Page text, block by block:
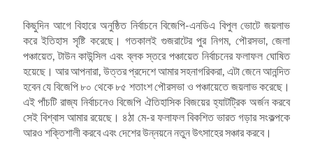
কিছুদিন আগে বিহারে অনুষ্ঠিত নির্বাচনে বিজেপি-এনডিএ বিপুল ভোটে জয়লাভ
করে ইতিহাস সৃষ্টি করেছে। গতকালই গুজরাটের পুর নিগম, পৌরসভা, জেলা
পঞ্চায়েত, টাউন কাউন্সিল এবং ব্লক স্তরে পঞ্চায়েত নির্বাচনের ফলাফল ঘোষিত
হয়েছে। আর আপনারা, উত্তর প্রদেশে আমার সহনাগরিকরা, এটা জেনে আনন্দিত
হবেন যে বিজেপি ৮০ থেকে ৮৫ শতাংশ পৌরসভা ও পঞ্চায়েতে জয়লাভ করেছে।
এই পাঁচটি রাজ্য নির্বাচনেও বিজেপি ঐতিহাসিক বিজয়ের হ্যাটট্রিক অর্জন করবে
সেই বিশ্বাস আমার রয়েছে। ৪ঠা মে-র ফলাফল বিকশিত ভারত গড়ার সংকল্পকে
আরও শক্তিশালী করবে এবং দেশের উন্নয়নে নতুন উৎসাহের সঞ্চার করবে।